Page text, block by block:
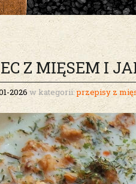
Z MIĘSEM I
2026 w kategorii:przepisy z